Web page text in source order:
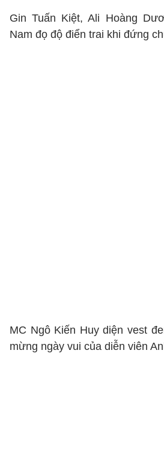
Gin Tuấn Kiệt, Ali Hoàng
Nam đọ độ điển trai khi đứng
MC Ngô Kiến Huy diện vest
mừng ngày vui của diễn viên